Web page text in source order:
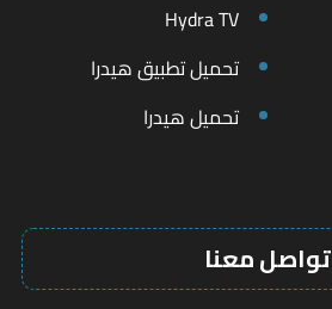
Hydra TV
تحميل تطبيق هيدرا
تحميل هيدرا
تواصل معنا